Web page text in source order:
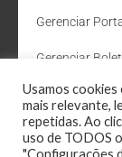
Gerenciar
Gerenciar
Departamento
Administração
Usamos
mais relevante,
repetidas. Ao
uso de TODOS
"Configurações